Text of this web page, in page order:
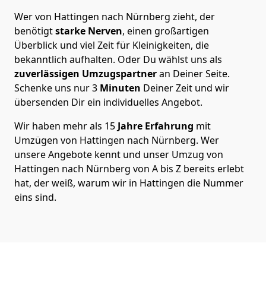
Wer von Hattingen nach Nürnberg zieht, der
benötigtstarke Nerven, einen großartigen
Überblick und viel Zeit für Kleinigkeiten, die
bekanntlich aufhalten. Oder Du wählst uns als
zuverlässigen Umzugspartneran Deiner Seite.
Schenke uns nur3 Minuten Deiner Zeit und wir
übersenden Dir ein individuelles Angebot.
Wir haben mehr als 15 Jahre Erfahrung mit
Umzügen von Hattingen nach Nürnberg. Wer
unsere Angebote kennt und unser Umzug von
Hattingen nach Nürnberg von A bis Z bereits erlebt
hat, der weiß, warum wir in Hattingen die Nummer
eins sind.